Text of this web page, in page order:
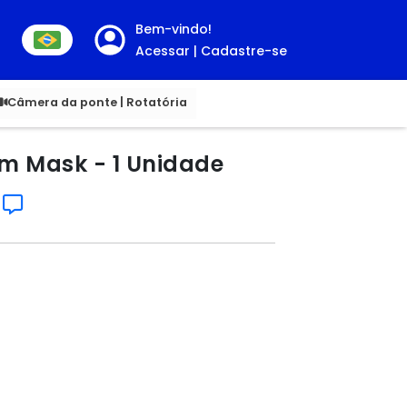
Bem-vindo!
Acessar | Cadastre-se
Câmera da ponte | Rotatória
Mask - 1 Unidade